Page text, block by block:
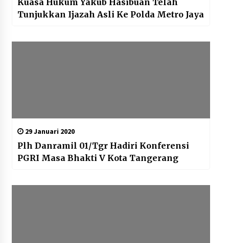
Kuasa Hukum Yakub Hasibuan Telah
Tunjukkan Ijazah Asli Ke Polda Metro Jaya
29 Januari 2020
Plh Danramil 01/Tgr Hadiri Konferensi
PGRI Masa Bhakti V Kota Tangerang